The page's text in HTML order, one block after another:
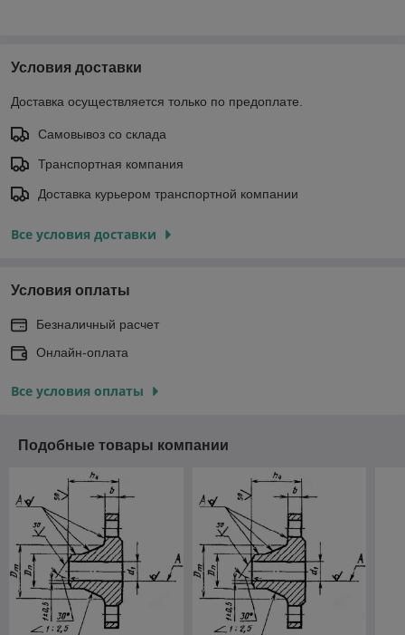
Условия доставки
Доставка осуществляется только по предоплате.
Самовывоз со склада
Транспортная компания
Доставка курьером транспортной компании
Все условия доставки
Условия оплаты
Безналичный расчет
Онлайн-оплата
Все условия оплаты
Подобные товары компании